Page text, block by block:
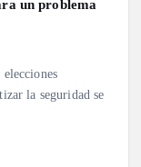
un problema
la seguridad se